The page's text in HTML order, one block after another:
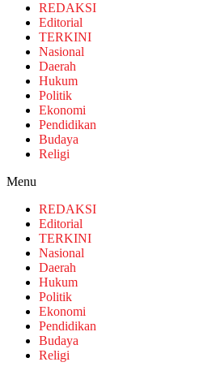
REDAKSI
Editorial
TERKINI
Nasional
Daerah
Hukum
Politik
Ekonomi
Pendidikan
Budaya
Religi
Menu
REDAKSI
Editorial
TERKINI
Nasional
Daerah
Hukum
Politik
Ekonomi
Pendidikan
Budaya
Religi